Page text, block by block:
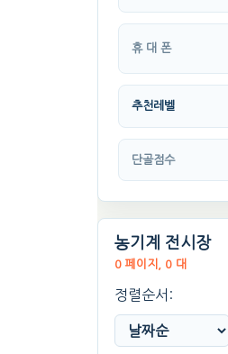
휴 대 폰
추천레벨
단골점수
농기계 전시장
0 페이지, 0 대
정렬순서: